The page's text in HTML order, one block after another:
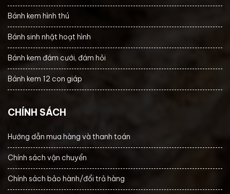
Bánh kem hình thú
Bánh sinh nhật hoạt hình
Bánh kem đám cưới, đám hỏi
Bánh kem 12 con giáp
CHÍNH SÁCH
Hướng dẫn mua hàng và thanh toán
Chính sách vận chuyển
Chính sách bảo hành/đổi trả hàng